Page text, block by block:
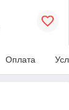
Оплата